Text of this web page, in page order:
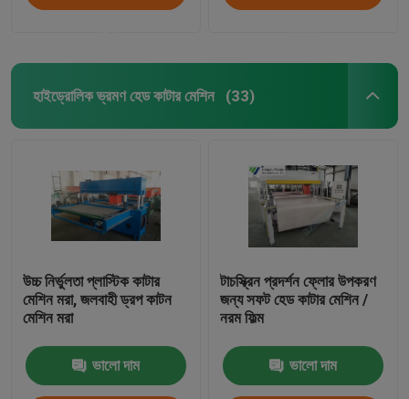
হাইড্রোলিক ভ্রমণ হেড কাটার মেশিন (33)
উচ্চ নির্ভুলতা প্লাস্টিক কাটার
মেশিন মরা, জলবাহী ড্রপ কাটন
মেশিন মরা
ভালো দাম
টাচস্ক্রিন প্রদর্শন ফ্লোর উপকরণ
জন্য সফট হেড কাটার মেশিন /
নরম ফিল্ম
ভালো দাম